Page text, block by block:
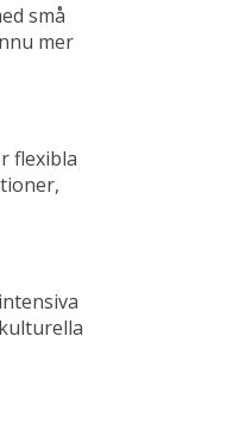
små
mer
flexibla